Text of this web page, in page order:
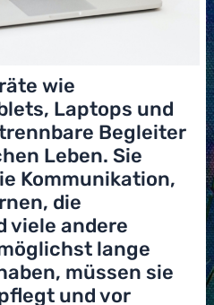
wie
Laptops und
Begleiter
Leben. Sie
Kommunikation,
die
viele andere
lange
müssen sie
und vor